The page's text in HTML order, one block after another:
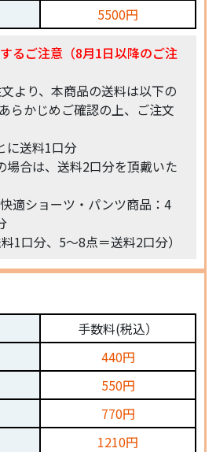
5500円
るご注意（8月1日以降のご注
より、本商品の送料は以下の
らかじめご確認の上、ご注文
に送料1口分
場合は、送料2口分を頂戴いた
適ショーツ・パンツ商品：4
1口分、5〜8点＝送料2口分）
手数料(税込）
440円
550円
770円
1210円